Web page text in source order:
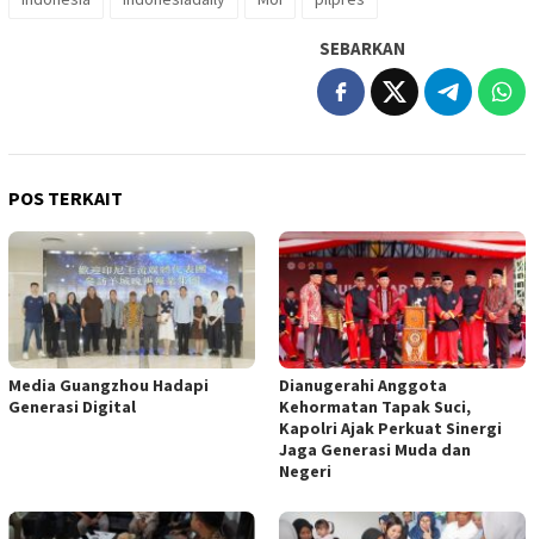
SEBARKAN
POS TERKAIT
Media Guangzhou Hadapi
Generasi Digital
Dianugerahi Anggota
Kehormatan Tapak Suci,
Kapolri Ajak Perkuat Sinergi
Jaga Generasi Muda dan
Negeri